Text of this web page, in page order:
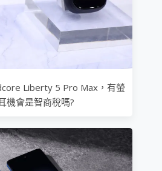
Liberty 5 Pro Max，有螢
機會是智商稅嗎?